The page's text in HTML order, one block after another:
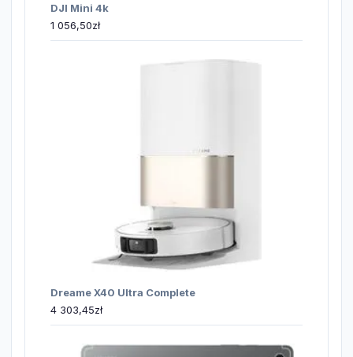
DJI Mini 4k
1 056,50zł
Dreame X40 Ultra Complete
4 303,45zł